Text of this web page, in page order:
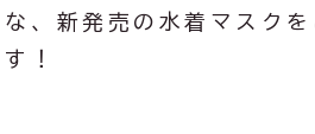
な、新発売の水着マスク
す！